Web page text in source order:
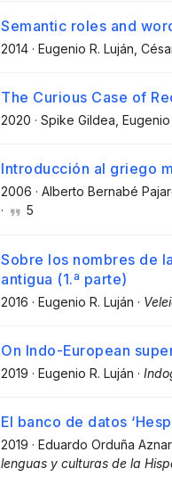
Semantic roles and
2014 · Eugenio R. Luján ,
The Curious Case of
2020 · Spike Gildea ,
Introducción al griego
2006 · Alberto Bernabé
·
5
Sobre los nombres de
antigua (1.ª parte)
2016 · Eugenio R. Luján ·
On Indo-European
2019 · Eugenio R. Luján ·
El banco de datos
2019 · Eduardo Orduña Aznar
lenguas y culturas de la